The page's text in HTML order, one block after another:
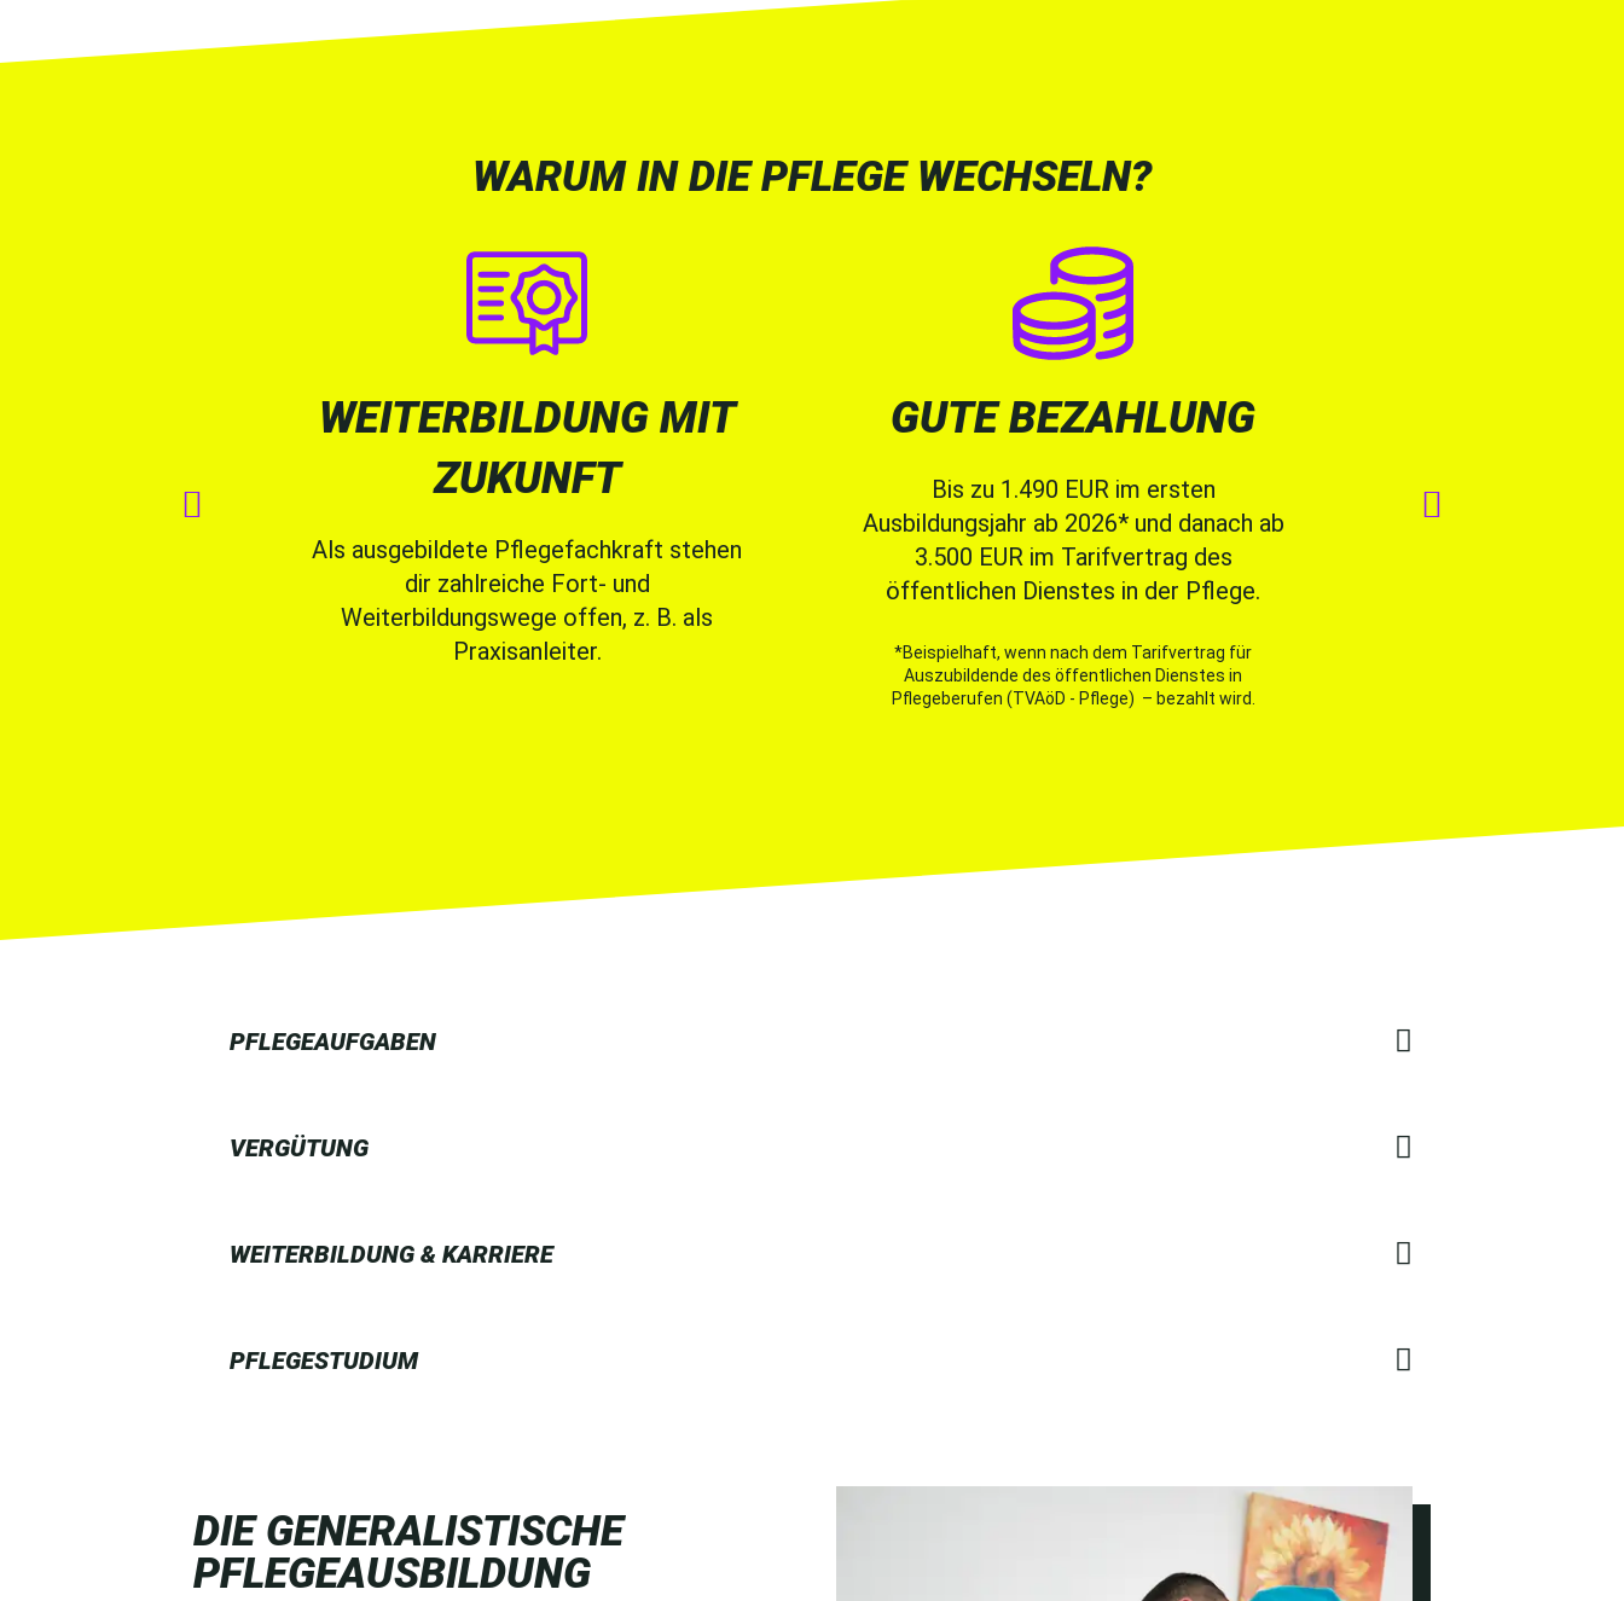
WARUM IN DIE PFLEGE WECHSELN?

WEITERBILDUNG MIT
ZUKUNFT
Als ausgebildete Pflegefachkraft stehen
dir zahlreiche Fort- und
Weiterbildungswege offen, z. B. als
Praxisanleiter.
GUTE BEZAHLUNG
Bis zu 1.490 EUR im ersten
Ausbildungsjahr ab 2026* und danach ab
3.500 EUR im Tarifvertrag des
öffentlichen Dienstes in der Pflege.
*Beispielhaft, wenn nach dem Tarifvertrag für
Auszubildende des öffentlichen Dienstes in
Pflegeberufen (TVAöD - Pflege) – bezahlt wird.

PFLEGEAUFGABEN
VERGÜTUNG
WEITERBILDUNG & KARRIERE
PFLEGESTUDIUM
DIE GENERALIS­TISCHE
PFLEGE­AUSBILDUNG